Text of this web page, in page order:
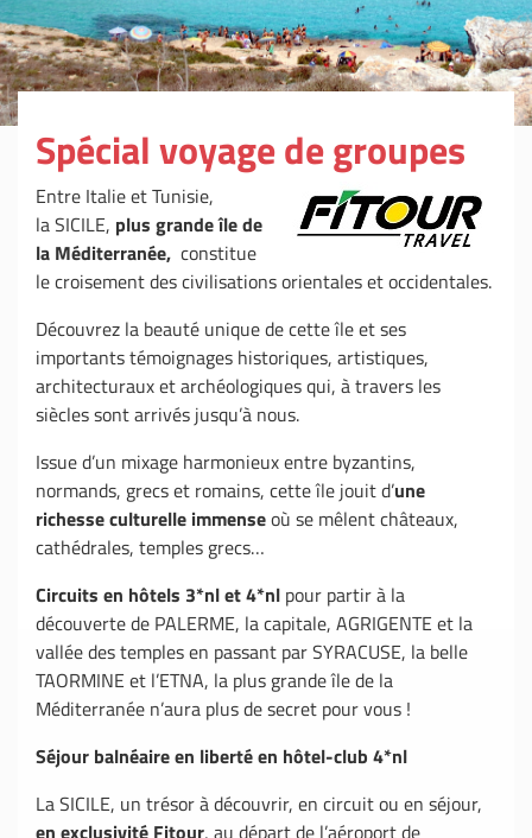
Spécial voyage de groupes
Entre Italie et Tunisie,
la SICILE, plus grande île de
la Méditerranée, constitue
le croisement des civilisations orientales et occidentales.
Découvrez la beauté unique de cette île et ses
importants témoignages historiques, artistiques,
architecturaux et archéologiques qui, à travers les
siècles sont arrivés jusqu’à nous.
Issue d’un mixage harmonieux entre byzantins,
normands, grecs et romains, cette île jouit d’une
richesse culturelle immenseoù se mêlent châteaux,
cathédrales, temples grecs…
Circuits en hôtels 3*nl et 4*nl pour partir à la
découverte de PALERME, la capitale, AGRIGENTE et la
vallée des temples en passant par SYRACUSE, la belle
TAORMINE et l’ETNA, la plus grande île de la
Méditerranée n’aura plus de secret pour vous !
Séjour balnéaire en liberté en hôtel-club 4*nl
La SICILE, un trésor à découvrir, en circuit ou en séjour,
en exclusivité Fitour, au départ de l’aéroport de